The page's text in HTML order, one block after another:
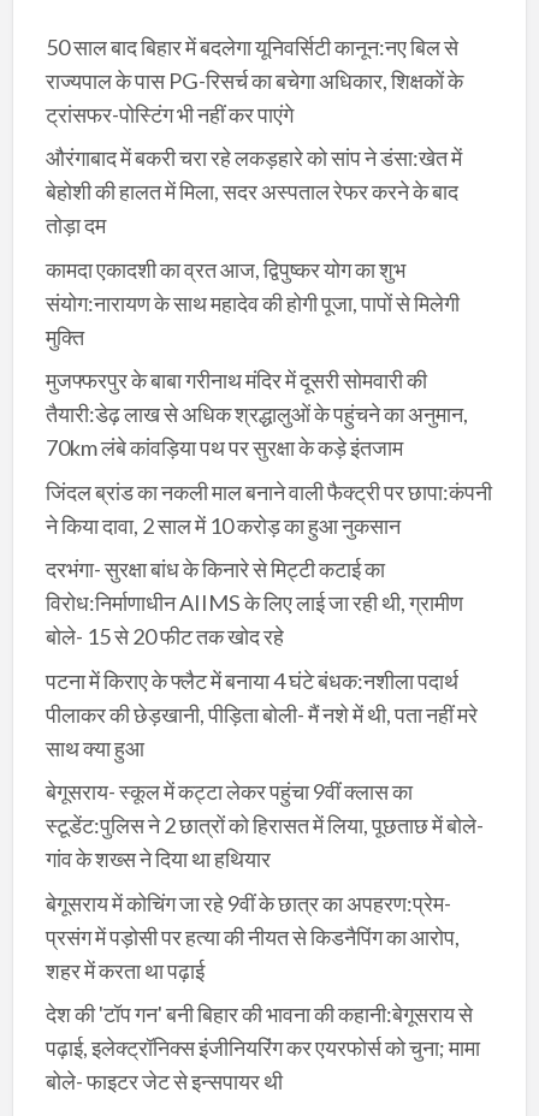
50 साल बाद बिहार में बदलेगा यूनिवर्सिटी कानून:नए बिल से
राज्यपाल के पास PG-रिसर्च का बचेगा अधिकार, शिक्षकों के
ट्रांसफर-पोस्टिंग भी नहीं कर पाएंगे
औरंगाबाद में बकरी चरा रहे लकड़हारे को सांप ने डंसा:खेत में
बेहोशी की हालत में मिला, सदर अस्पताल रेफर करने के बाद
तोड़ा दम
कामदा एकादशी का व्रत आज, द्विपुष्कर योग का शुभ
संयोग:नारायण के साथ महादेव की होगी पूजा, पापों से मिलेगी
मुक्ति
मुजफ्फरपुर के बाबा गरीनाथ मंदिर में दूसरी सोमवारी की
तैयारी:डेढ़ लाख से अधिक श्रद्धालुओं के पहुंचने का अनुमान,
70km लंबे कांवड़िया पथ पर सुरक्षा के कड़े इंतजाम
जिंदल ब्रांड का नकली माल बनाने वाली फैक्ट्री पर छापा:कंपनी
ने किया दावा, 2 साल में 10 करोड़ का हुआ नुकसान
दरभंगा- सुरक्षा बांध के किनारे से मिट्टी कटाई का
विरोध:निर्माणाधीन AIIMS के लिए लाई जा रही थी, ग्रामीण
बोले- 15 से 20 फीट तक खोद रहे
पटना में किराए के फ्लैट में बनाया 4 घंटे बंधक:नशीला पदार्थ
पीलाकर की छेड़खानी, पीड़िता बोली- मैं नशे में थी, पता नहीं मरे
साथ क्या हुआ
बेगूसराय- स्कूल में कट्टा लेकर पहुंचा 9वीं क्लास का
स्टूडेंट:पुलिस ने 2 छात्रों को हिरासत में लिया, पूछताछ में बोले-
गांव के शख्स ने दिया था हथियार
बेगूसराय में कोचिंग जा रहे 9वीं के छात्र का अपहरण:प्रेम-
प्रसंग में पड़ोसी पर हत्या की नीयत से किडनैपिंग का आरोप,
शहर में करता था पढ़ाई
देश की 'टॉप गन' बनी बिहार की भावना की कहानी:बेगूसराय से
पढ़ाई, इलेक्ट्रॉनिक्स इंजीनियरिंग कर एयरफोर्स को चुना; मामा
बोले- फाइटर जेट से इन्सपायर थी